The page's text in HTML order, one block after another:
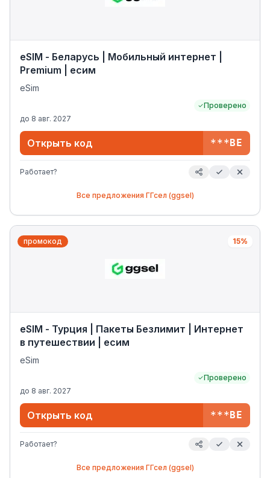
eSIM - Беларусь | Мобильный интернет |
Premium | есим
eSim
Проверено
до 8 авг. 2027
Открыть код ***BE
Работает?
Все предложения ГГсел (ggsel)
промокод 15%
eSIM - Турция | Пакеты Безлимит | Интернет
в путешествии | есим
eSim
Проверено
до 8 авг. 2027
Открыть код ***BE
Работает?
Все предложения ГГсел (ggsel)